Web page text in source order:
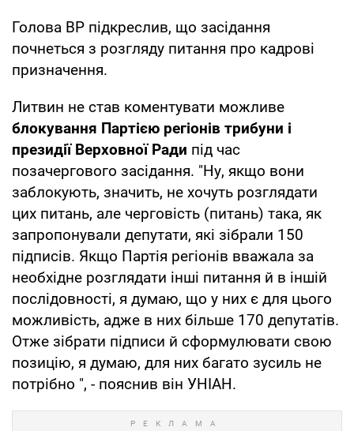
Голова ВР підкреслив, що засідання
почнеться з розгляду питання про кадрові
призначення.
Литвин не став коментувати можливе
блокування Партією регіонів трибуни і
президії Верховної Ради під час
позачергового засідання. "Ну, якщо вони
заблокують, значить, не хочуть розглядати
цих питань, але черговість (питань) така, як
запропонували депутати, які зібрали 150
підписів. Якщо Партія регіонів вважала за
необхідне розглядати інші питання й в іншій
послідовності, я думаю, що у них є для цього
можливість, адже в них більше 170 депутатів.
Отже зібрати підписи й сформулювати свою
позицію, я думаю, для них багато зусиль не
потрібно ", - пояснив він УНІАН.